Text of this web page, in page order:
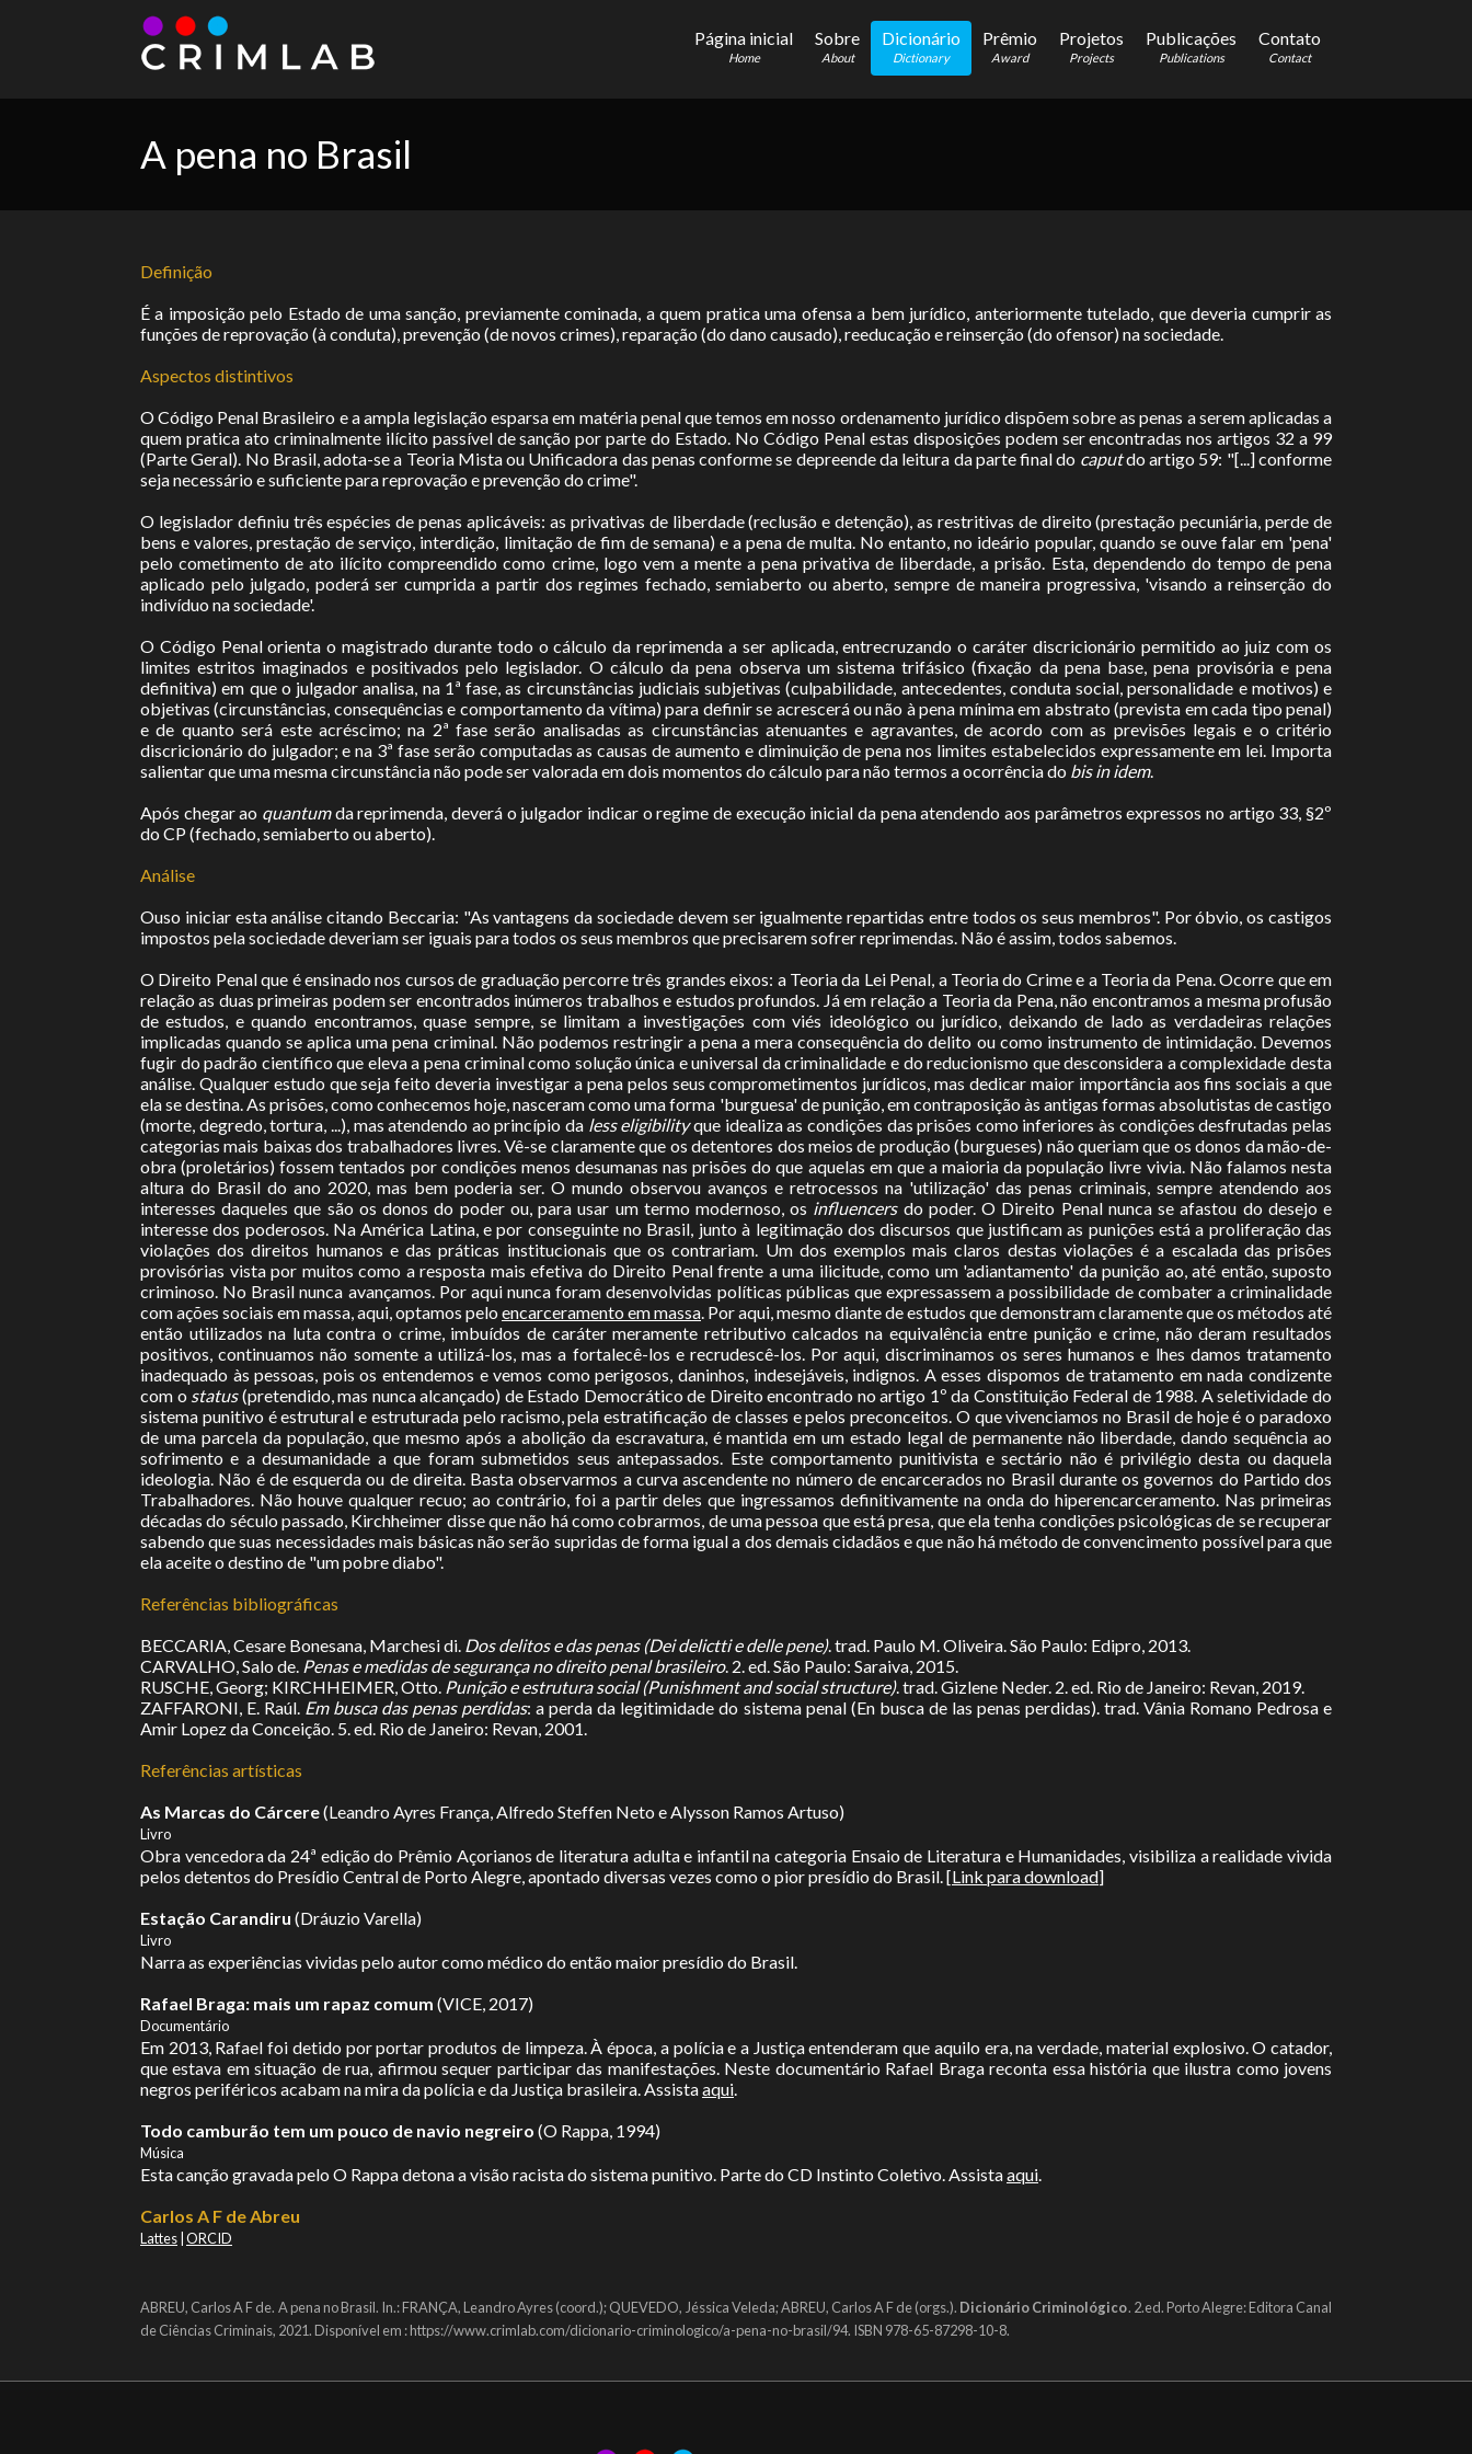
Página inicial
Home
Sobre
About
Dicionário
Dictionary
Prêmio
Award
Projetos
Projects
Publicações
Publications
Contato
Contact
A pena no Brasil
Definição
É a imposição pelo Estado de uma sanção, previamente cominada, a quem pratica uma ofensa a bem jurídico, anteriormente tutelado, que deveria cumprir as
funções de reprovação (à conduta), prevenção (de novos crimes), reparação (do dano causado), reeducação e reinserção (do ofensor) na sociedade.
Aspectos distintivos
O Código Penal Brasileiro e a ampla legislação esparsa em matéria penal que temos em nosso ordenamento jurídico dispõem sobre as penas a serem aplicadas a
quem pratica ato criminalmente ilícito passível de sanção por parte do Estado. No Código Penal estas disposições podem ser encontradas nos artigos 32 a 99
(Parte Geral). No Brasil, adota-se a Teoria Mista ou Unificadora das penas conforme se depreende da leitura da parte final do caputdo artigo 59: "[...] conforme
seja necessário e suficiente para reprovação e prevenção do crime".
O legislador definiu três espécies de penas aplicáveis: as privativas de liberdade (reclusão e detenção), as restritivas de direito (prestação pecuniária, perde de
bens e valores, prestação de serviço, interdição, limitação de fim de semana) e a pena de multa. No entanto, no ideário popular, quando se ouve falar em 'pena'
pelo cometimento de ato ilícito compreendido como crime, logo vem a mente a pena privativa de liberdade, a prisão. Esta, dependendo do tempo de pena
aplicado pelo julgado, poderá ser cumprida a partir dos regimes fechado, semiaberto ou aberto, sempre de maneira progressiva, 'visando a reinserção do
indivíduo na sociedade'.
O Código Penal orienta o magistrado durante todo o cálculo da reprimenda a ser aplicada, entrecruzando o caráter discricionário permitido ao juiz com os
limites estritos imaginados e positivados pelo legislador. O cálculo da pena observa um sistema trifásico (fixação da pena base, pena provisória e pena
definitiva) em que o julgador analisa, na 1ª fase, as circunstâncias judiciais subjetivas (culpabilidade, antecedentes, conduta social, personalidade e motivos) e
objetivas (circunstâncias, consequências e comportamento da vítima) para definir se acrescerá ou não à pena mínima em abstrato (prevista em cada tipo penal)
e de quanto será este acréscimo; na 2ª fase serão analisadas as circunstâncias atenuantes e agravantes, de acordo com as previsões legais e o critério
discricionário do julgador; e na 3ª fase serão computadas as causas de aumento e diminuição de pena nos limites estabelecidos expressamente em lei. Importa
salientar que uma mesma circunstância não pode ser valorada em dois momentos do cálculo para não termos a ocorrência do bis in idem.
Após chegar ao quantumda reprimenda, deverá o julgador indicar o regime de execução inicial da pena atendendo aos parâmetros expressos no artigo 33, §2º
do CP (fechado, semiaberto ou aberto).
Análise
Ouso iniciar esta análise citando Beccaria: "As vantagens da sociedade devem ser igualmente repartidas entre todos os seus membros". Por óbvio, os castigos
impostos pela sociedade deveriam ser iguais para todos os seus membros que precisarem sofrer reprimendas. Não é assim, todos sabemos.
O Direito Penal que é ensinado nos cursos de graduação percorre três grandes eixos: a Teoria da Lei Penal, a Teoria do Crime e a Teoria da Pena. Ocorre que em
relação as duas primeiras podem ser encontrados inúmeros trabalhos e estudos profundos. Já em relação a Teoria da Pena, não encontramos a mesma profusão
de estudos, e quando encontramos, quase sempre, se limitam a investigações com viés ideológico ou jurídico, deixando de lado as verdadeiras relações
implicadas quando se aplica uma pena criminal. Não podemos restringir a pena a mera consequência do delito ou como instrumento de intimidação. Devemos
fugir do padrão científico que eleva a pena criminal como solução única e universal da criminalidade e do reducionismo que desconsidera a complexidade desta
análise. Qualquer estudo que seja feito deveria investigar a pena pelos seus comprometimentos jurídicos, mas dedicar maior importância aos fins sociais a que
ela se destina. As prisões, como conhecemos hoje, nasceram como uma forma 'burguesa' de punição, em contraposição às antigas formas absolutistas de castigo
(morte, degredo, tortura, ...), mas atendendo ao princípio da less eligibilityque idealiza as condições das prisões como inferiores às condições desfrutadas pelas
categorias mais baixas dos trabalhadores livres. Vê-se claramente que os detentores dos meios de produção (burgueses) não queriam que os donos da mão-de-
obra (proletários) fossem tentados por condições menos desumanas nas prisões do que aquelas em que a maioria da população livre vivia. Não falamos nesta
altura do Brasil do ano 2020, mas bem poderia ser. O mundo observou avanços e retrocessos na 'utilização' das penas criminais, sempre atendendo aos
interesses daqueles que são os donos do poder ou, para usar um termo modernoso, os influencersdo poder. O Direito Penal nunca se afastou do desejo e
interesse dos poderosos. Na América Latina, e por conseguinte no Brasil, junto à legitimação dos discursos que justificam as punições está a proliferação das
violações dos direitos humanos e das práticas institucionais que os contrariam. Um dos exemplos mais claros destas violações é a escalada das prisões
provisórias vista por muitos como a resposta mais efetiva do Direito Penal frente a uma ilicitude, como um 'adiantamento' da punição ao, até então, suposto
criminoso. No Brasil nunca avançamos. Por aqui nunca foram desenvolvidas políticas públicas que expressassem a possibilidade de combater a criminalidade
com ações sociais em massa, aqui, optamos pelo encarceramento em massa. Por aqui, mesmo diante de estudos que demonstram claramente que os métodos até
então utilizados na luta contra o crime, imbuídos de caráter meramente retributivo calcados na equivalência entre punição e crime, não deram resultados
positivos, continuamos não somente a utilizá-los, mas a fortalecê-los e recrudescê-los. Por aqui, discriminamos os seres humanos e lhes damos tratamento
inadequado às pessoas, pois os entendemos e vemos como perigosos, daninhos, indesejáveis, indignos. A esses dispomos de tratamento em nada condizente
com o status(pretendido, mas nunca alcançado) de Estado Democrático de Direito encontrado no artigo 1º da Constituição Federal de 1988. A seletividade do
sistema punitivo é estrutural e estruturada pelo racismo, pela estratificação de classes e pelos preconceitos. O que vivenciamos no Brasil de hoje é o paradoxo
de uma parcela da população, que mesmo após a abolição da escravatura, é mantida em um estado legal de permanente não liberdade, dando sequência ao
sofrimento e a desumanidade a que foram submetidos seus antepassados. Este comportamento punitivista e sectário não é privilégio desta ou daquela
ideologia. Não é de esquerda ou de direita. Basta observarmos a curva ascendente no número de encarcerados no Brasil durante os governos do Partido dos
Trabalhadores. Não houve qualquer recuo; ao contrário, foi a partir deles que ingressamos definitivamente na onda do hiperencarceramento. Nas primeiras
décadas do século passado, Kirchheimer disse que não há como cobrarmos, de uma pessoa que está presa, que ela tenha condições psicológicas de se recuperar
sabendo que suas necessidades mais básicas não serão supridas de forma igual a dos demais cidadãos e que não há método de convencimento possível para que
ela aceite o destino de "um pobre diabo".
Referências bibliográficas
BECCARIA, Cesare Bonesana, Marchesi di. Dos delitos e das penas (Dei delictti e delle pene). trad. Paulo M. Oliveira. São Paulo: Edipro, 2013.
CARVALHO, Salo de. Penas e medidas de segurança no direito penal brasileiro. 2. ed. São Paulo: Saraiva, 2015.
RUSCHE, Georg; KIRCHHEIMER, Otto. Punição e estrutura social (Punishment and social structure). trad. Gizlene Neder. 2. ed. Rio de Janeiro: Revan, 2019.
ZAFFARONI, E. Raúl. Em busca das penas perdidas: a perda da legitimidade do sistema penal (En busca de las penas perdidas). trad. Vânia Romano Pedrosa e
Amir Lopez da Conceição. 5. ed. Rio de Janeiro: Revan, 2001.
Referências artísticas
As Marcas do Cárcere(Leandro Ayres França, Alfredo Steffen Neto e Alysson Ramos Artuso)
Livro
Obra vencedora da 24ª edição do Prêmio Açorianos de literatura adulta e infantil na categoria Ensaio de Literatura e Humanidades, visibiliza a realidade vivida
pelos detentos do Presídio Central de Porto Alegre, apontado diversas vezes como o pior presídio do Brasil. [Link para download]
Estação Carandiru (Dráuzio Varella)
Livro
Narra as experiências vividas pelo autor como médico do então maior presídio do Brasil.
Rafael Braga: mais um rapaz comum (VICE, 2017)
Documentário
Em 2013, Rafael foi detido por portar produtos de limpeza. À época, a polícia e a Justiça entenderam que aquilo era, na verdade, material explosivo. O catador,
que estava em situação de rua, afirmou sequer participar das manifestações. Neste documentário Rafael Braga reconta essa história que ilustra como jovens
negros periféricos acabam na mira da polícia e da Justiça brasileira. Assistaaqui.
Todo camburão tem um pouco de navio negreiro (O Rappa, 1994)
Música
Esta canção gravada pelo O Rappa detona a visão racista do sistema punitivo. Parte do CD Instinto Coletivo. Assistaaqui.
Carlos A F de Abreu
Lattes ORCID
ABREU, Carlos A F de. A pena no Brasil. In.: FRANÇA, Leandro Ayres (coord.); QUEVEDO, Jéssica Veleda; ABREU, Carlos A F de (orgs.). Dicionário Criminológico. 2.ed. Porto Alegre: Editora Canal
de Ciências Criminais, 2021. Disponível em : https://www.crimlab.com/dicionario-criminologico/a-pena-no-brasil/94. ISBN 978-65-87298-10-8.